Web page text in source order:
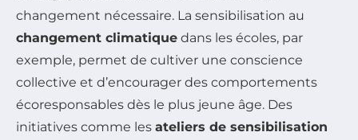
changement nécessaire. La sensibilisation au
changement climatique dans les écoles, par
exemple, permet de cultiver une conscience
collective et d’encourager des comportements
écoresponsables dès le plus jeune âge. Des
initiatives comme les ateliers de sensibilisation